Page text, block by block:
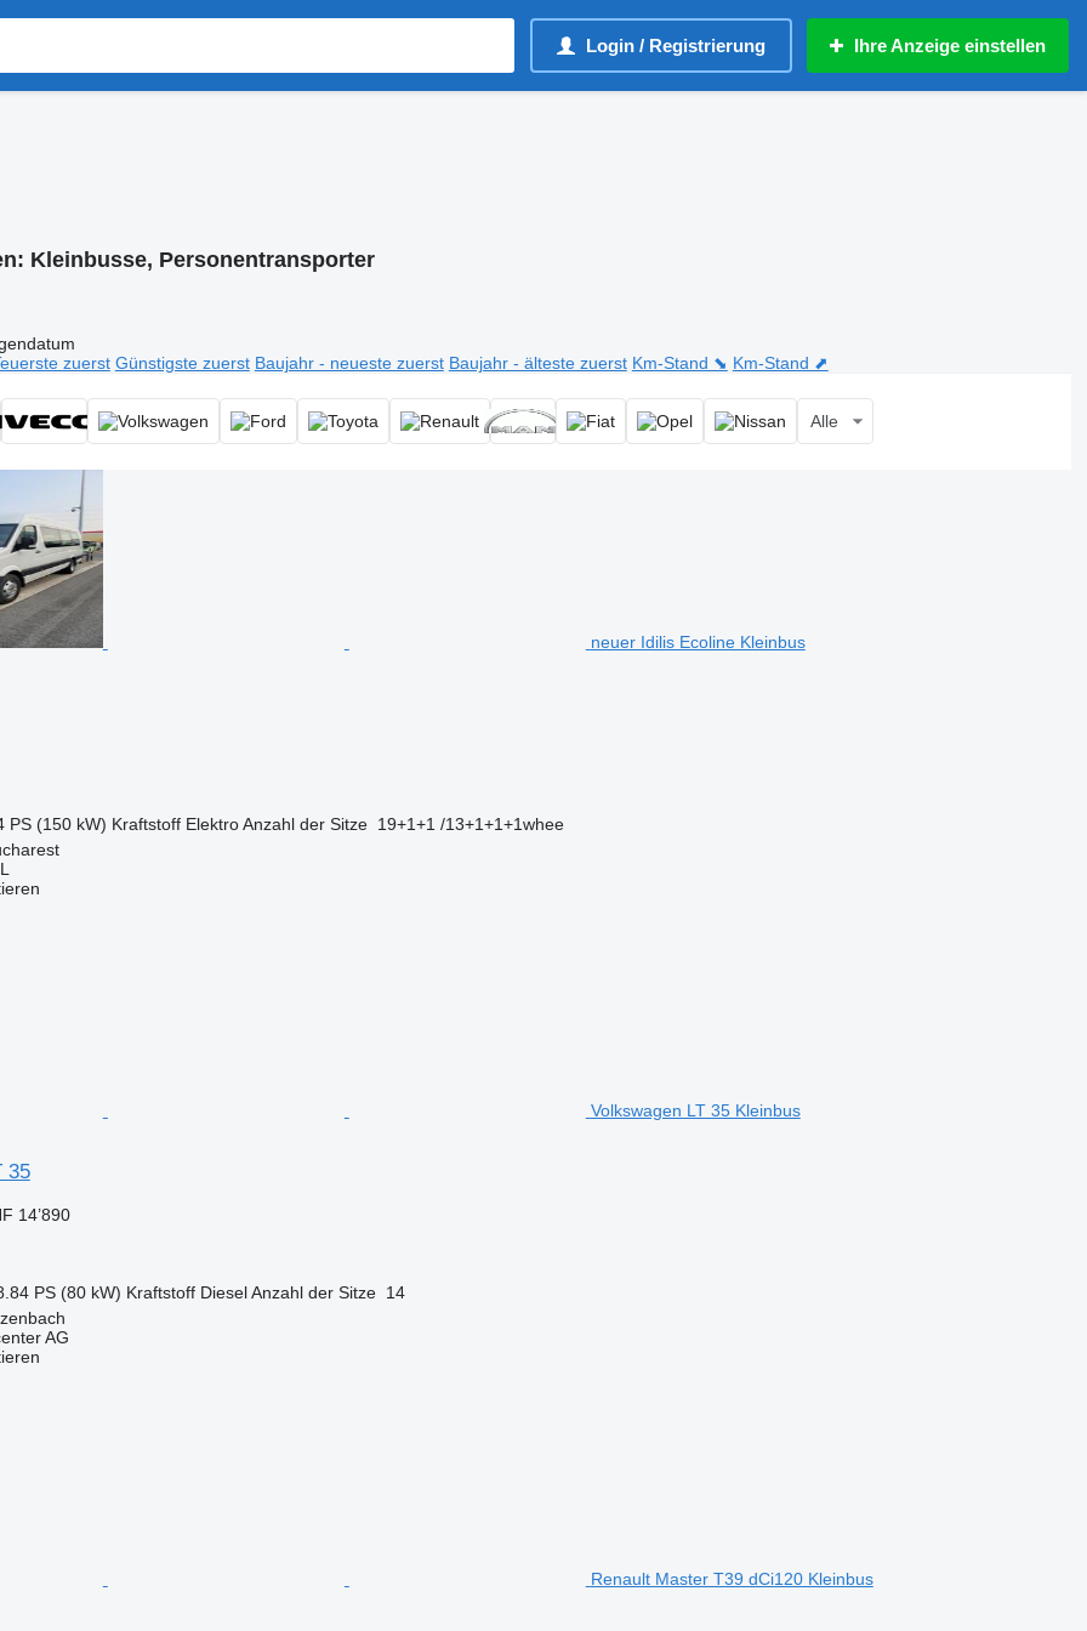
Login / Registrierung Ihre Anzeige einstellen
Kleinbusse, Personentransporter
zuerst Günstigste zuerst Baujahr - neueste zuerst Baujahr - älteste zuerst Km-Stand ⬊ Km-Stand ⬈
Alle
neuer Idilis Ecoline Kleinbus
PS (150 kW) Kraftstoff Elektro Anzahl der Sitze 19+1+1 /13+1+1+1whee
Volkswagen LT 35 Kleinbus
35
14’890
PS (80 kW) Kraftstoff Diesel Anzahl der Sitze 14
AG
Renault Master T39 dCi120 Kleinbus